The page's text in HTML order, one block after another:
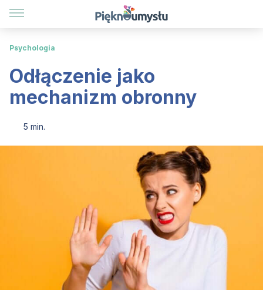
Psychologia
Odłączenie jako
mechanizm obronny
5 min.